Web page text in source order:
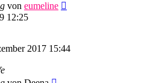
von eumeline
12:25
2017 15:44